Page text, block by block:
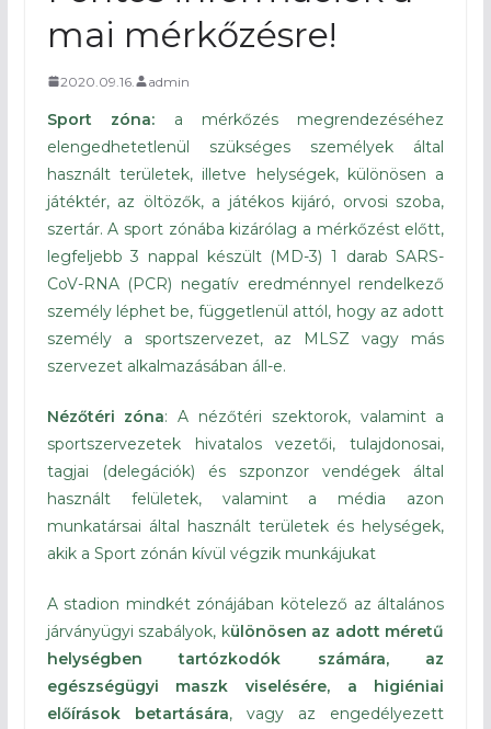
mai mérkőzésre!
2020.09.16. admin
Sport zóna: a mérkőzés megrendezéséhez
elengedhetetlenül szükséges személyek által
használt területek, illetve helységek, különösen a
játéktér, az öltözők, a játékos kijáró, orvosi szoba,
szertár. A sport zónába kizárólag a mérkőzést előtt,
legfeljebb 3 nappal készült (MD-3) 1 darab SARS-
CoV-RNA (PCR) negatív eredménnyel rendelkező
személy léphet be, függetlenül attól, hogy az adott
személy a sportszervezet, az MLSZ vagy más
szervezet alkalmazásában áll-e.
Nézőtéri zóna: A nézőtéri szektorok, valamint a
sportszervezetek hivatalos vezetői, tulajdonosai,
tagjai (delegációk) és szponzor vendégek által
használt felületek, valamint a média azon
munkatársai által használt területek és helységek,
akik a Sport zónán kívül végzik munkájukat
A stadion mindkét zónájában kötelező az általános
járványügyi szabályok, különösen az adott méretű
helységben tartózkodók számára, az
egészségügyi maszk viselésére, a higiéniai
előírások betartására, vagy az engedélyezett